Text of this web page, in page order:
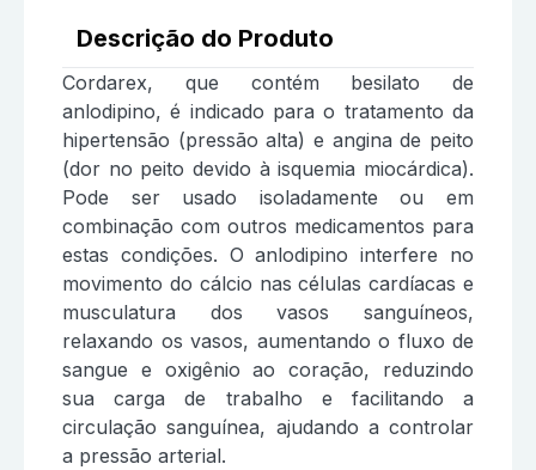
Descrição do Produto
Cordarex, que contém besilato de
anlodipino, é indicado para o tratamento da
hipertensão (pressão alta) e angina de peito
(dor no peito devido à isquemia miocárdica).
Pode ser usado isoladamente ou em
combinação com outros medicamentos para
estas condições. O anlodipino interfere no
movimento do cálcio nas células cardíacas e
musculatura dos vasos sanguíneos,
relaxando os vasos, aumentando o fluxo de
sangue e oxigênio ao coração, reduzindo
sua carga de trabalho e facilitando a
circulação sanguínea, ajudando a controlar
a pressão arterial.